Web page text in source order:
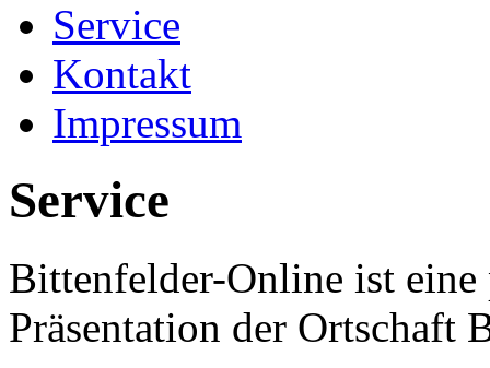
Service
Kontakt
Impressum
Service
Bittenfelder-Online ist
Präsentation der Ortschaft